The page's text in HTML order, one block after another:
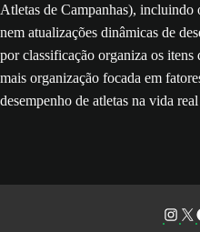
Atletas de Campanhas), incluindo
nem atualizações dinâmicas de
por classificação organiza os
mais organização focada em
desempenho de atletas na vida